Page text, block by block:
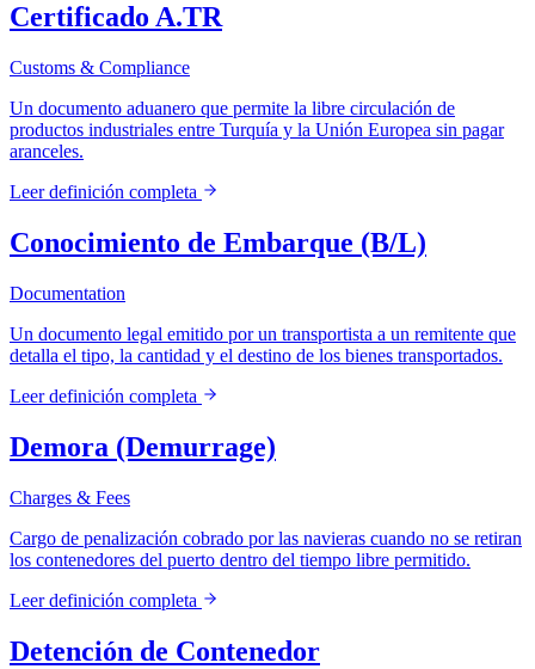
Certificado A.TR
Customs & Compliance
Un documento aduanero que permite la libre circulación de
productos industriales entre Turquía y la Unión Europea sin pagar
aranceles.
Leer definición completa
Conocimiento de Embarque (B/L)
Documentation
Un documento legal emitido por un transportista a un remitente que
detalla el tipo, la cantidad y el destino de los bienes transportados.
Leer definición completa
Demora (Demurrage)
Charges & Fees
Cargo de penalización cobrado por las navieras cuando no se retiran
los contenedores del puerto dentro del tiempo libre permitido.
Leer definición completa
Detención de Contenedor